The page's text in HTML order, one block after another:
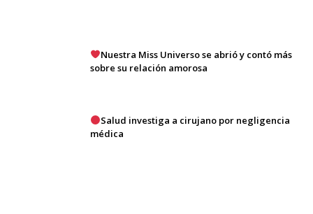
Nuestra Miss Universo se abrió y contó más
sobre su relación amorosa
Salud investiga a cirujano por negligencia
médica